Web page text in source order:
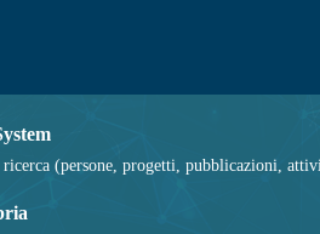
(persone, progetti, pubblicazioni,